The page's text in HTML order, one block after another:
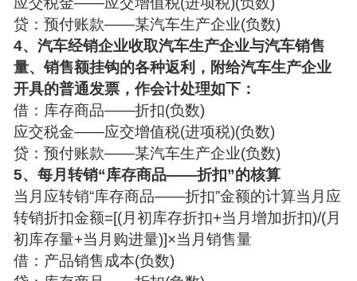
贷：预付账款——某汽车生产企业(负数)
4、汽车经销企业收取汽车生产企业与汽车销售
量、销售额挂钩的各种返利，附给汽车生产企业
开具的普通发票，作会计处理如下：
借：库存商品——折扣(负数)
应交税金——应交增值税(进项税)(负数)
贷：预付账款——某汽车生产企业(负数)
5、每月转销“库存商品——折扣”的核算
当月应转销“库存商品——折扣”金额的计算当月应
转销折扣金额=[(月初库存折扣+当月增加折扣)/(月
初库存量+当月购进量)]×当月销售量
借：产品销售成本(负数)